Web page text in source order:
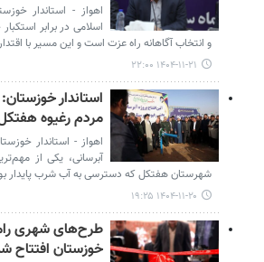
اهواز - استاندار
اسلامی در برابر
و انتخاب آگاهانه راه عزت است و این مسیر با
۱۴۰۴-۱۱-۲۱ ۲۲:۰۰
استاندار
مردم رغیوه
اهواز - استاندار
آبرسانی، یکی از
شهرستان هفتکل که دسترسی به آب شرب پایدار
۱۴۰۴-۱۱-۲۰ ۱۹:۲۵
طرح‌های شهری
خوزستان افتتاح